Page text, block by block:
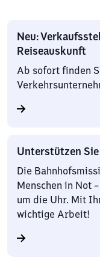
Neu:
Reiseauskunft
Ab sofort finden
Unterstützen
Die
Menschen in Not
um die Uhr. Mit
wichtige Arbeit!